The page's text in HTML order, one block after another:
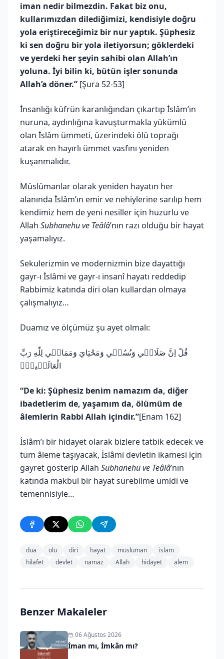
iman nedir bilmezdin. Fakat biz onu,
kullarımızdan dilediğimizi, kendisiyle doğru
yola eriştireceğimiz bir nur yaptık. Şüphesiz
ki sen doğru bir yola iletiyorsun; göklerdeki
ve yerdeki her şeyin sahibi olan Allah’ın
yoluna. İyi bilin ki, bütün işler sonunda
Allah’a döner.” [Şura 52-53]
İnsanlığı küfrün karanlığından çıkartıp İslâm’ın
nuruna, aydınlığına kavuşturmakla yükümlü
olan İslâm ümmeti, üzerindeki ölü toprağı
atarak en hayırlı ümmet vasfını yeniden
kuşanmalıdır.
Müslümanlar olarak yeniden hayatın her
alanında İslâm’ın emir ve nehiylerine sarılıp hem
kendimiz hem de yeni nesiller için huzurlu ve
Allah Subhanehu ve Teâlâ’nın razı olduğu bir hayat
yaşamalıyız.
Sekulerizmin ve modernizmin bize dayattığı
gayr-ı İslâmi ve gayr-ı insanî hayatı reddedip
Rabbimiz katında diri olan kullardan olmaya
çalışmalıyız…
Duamız ve ölçümüz şu ayet olmalı:
قُلْ اِنَّ صَلَات۪ي وَنُسُك۪ي وَمَحْيَايَ وَمَمَات۪ي لِلّٰهِ رَبِّ
الْعَالَم۪ينَۙ
“De ki: Şüphesiz benim namazım da, diğer
ibadetlerim de, yaşamım da, ölümüm de
âlemlerin Rabbi Allah içindir.”[Enam 162]
İslâm’ı bir hidayet olarak bizlere tatbik edecek ve
tüm âleme taşıyacak, İslâmi devletin ikamesi için
gayret gösterip Allah Subhanehu ve Teâlâ’nın
katında makbul bir hayat sürebilme ümidi ve
temennisiyle…
dua ölü diri hayat müslüman
islam
hilafet
devlet namaz Allah hidayet alem
Benzer Makaleler
06 Ağustos 2026
İman mı, İmkân mı?